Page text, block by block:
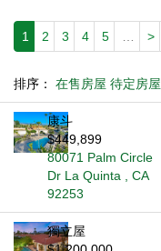
1 2 3 4 5 >
排序： 在售房屋 待定房屋
康斗
$449,899
80071 Palm Circle
Dr La Quinta , CA
92253
獨立屋